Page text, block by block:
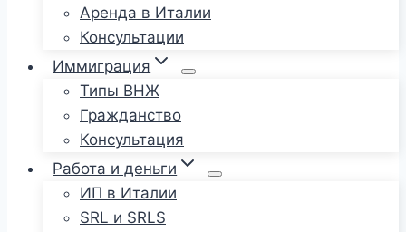
Аренда в Италии
Консультации
Иммиграция
Типы ВНЖ
Гражданство
Консультация
Работа и деньги
ИП в Италии
SRL и SRLS